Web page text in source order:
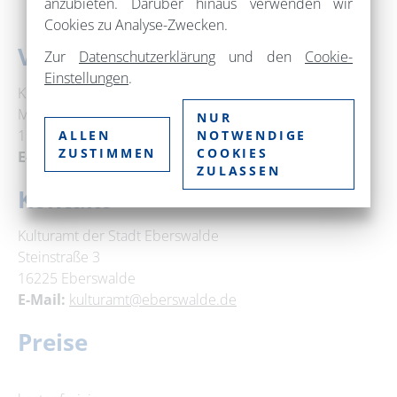
Veranstaltungsort
KLEINE GALERIE STADT EBERSWALDE
Michaelisstraße 1
16225 Eberswalde
E-Mail:kulturamt@eberswalde.de
Kontakt
Kulturamt der Stadt Eberswalde
Steinstraße 3
16225 Eberswalde
E-Mail: kulturamt@eberswalde.de
Preise
Cookies zu Analyse-Zwecken.
Zur Datenschutzerklärung und den Cookie-
Einstellungen.
ALLEN
ZUSTIMMEN
NUR
NOTWENDIGE
COOKIES
ZULASSEN